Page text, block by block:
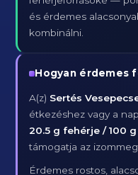
és érdemes
kombinálni.
Hogyan érdemes
A(z) Sertés
étkezéshez vagy a
20.5 g fehérje / 100 g
támogatja az
Érdemes rostos,